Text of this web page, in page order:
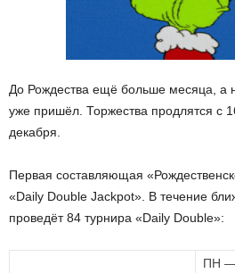
До Рождества ещё больше месяца, а
уже пришёл. Торжества продлятся с
декабря.
Первая составляющая
«Daily Double Jackpot». В течение
проведёт 84 турнира «Daily Double»:
ПН